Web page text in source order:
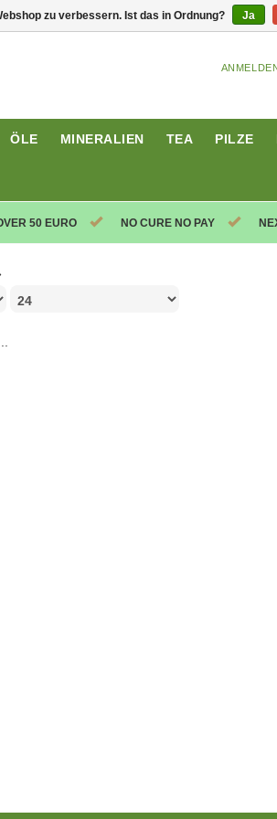
ÖLE MINERALIEN TEA PILZE
50 EURO NO CURE NO PAY
zu verbessern. Ist das in Ordnung? Ja